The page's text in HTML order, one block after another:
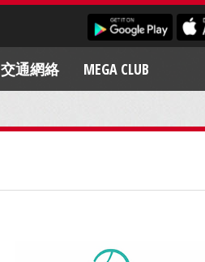
交通網絡 MEGA CLUB